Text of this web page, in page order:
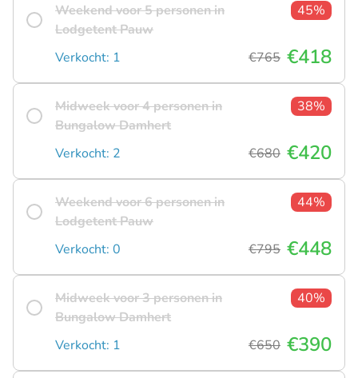
Weekend voor 5 personen in
Lodgetent Pauw
45%
Verkocht: 1 €765 €418
Midweek voor 4 personen in
Bungalow Damhert
38%
Verkocht: 2 €680 €420
Weekend voor 6 personen in
Lodgetent Pauw
44%
Verkocht: 0 €795 €448
Midweek voor 3 personen in
Bungalow Damhert
40%
Verkocht: 1 €650 €390